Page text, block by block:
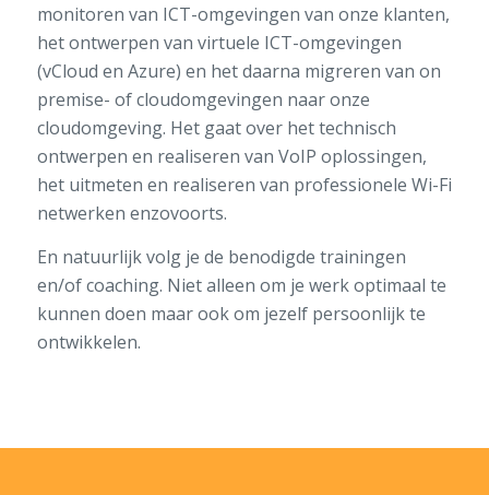
monitoren van ICT-omgevingen van onze klanten,
het ontwerpen van virtuele ICT-omgevingen
(vCloud en Azure) en het daarna migreren van on
premise- of cloudomgevingen naar onze
cloudomgeving. Het gaat over het technisch
ontwerpen en realiseren van VoIP oplossingen,
het uitmeten en realiseren van professionele Wi-Fi
netwerken enzovoorts.
En natuurlijk volg je de benodigde trainingen
en/of coaching. Niet alleen om je werk optimaal te
kunnen doen maar ook om jezelf persoonlijk te
ontwikkelen.